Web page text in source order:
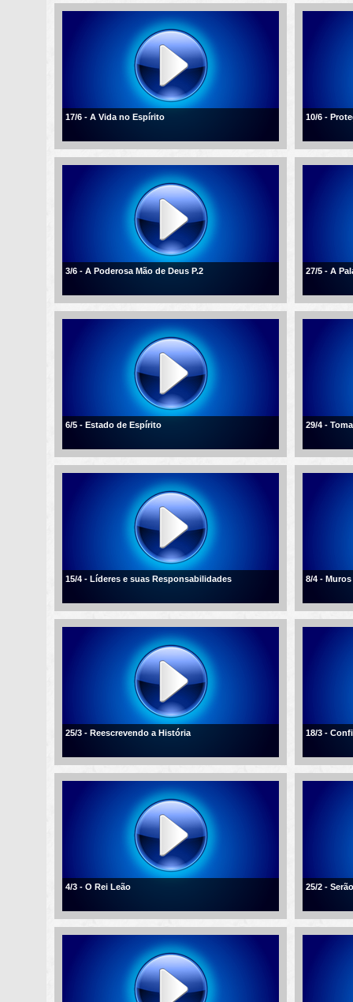
17/6 - A Vida no Espírito 10/6 -
3/6 - A Poderosa Mão de Deus P.2 27/5 - A
6/5 - Estado de Espírito 29/4 -
15/4 - Líderes e suas Responsabilidades 8/4 -
25/3 - Reescrevendo a História 18/3 -
4/3 - O Rei Leão 25/2 -